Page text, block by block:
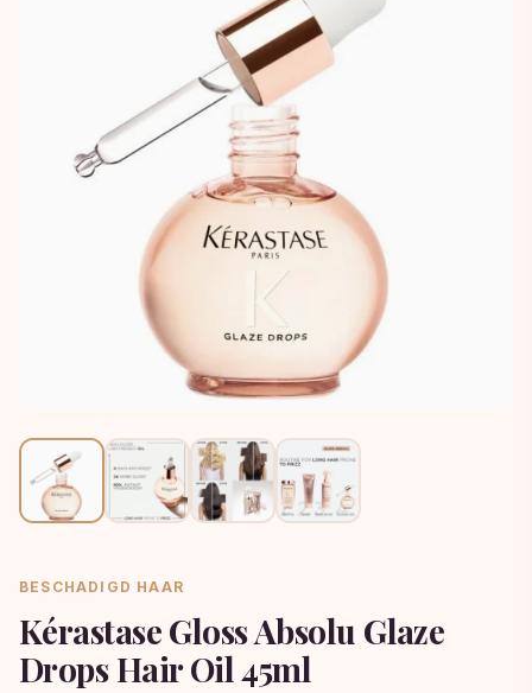
BESCHADIGD HAAR
Kérastase Gloss Absolu Glaze
Drops Hair Oil 45ml